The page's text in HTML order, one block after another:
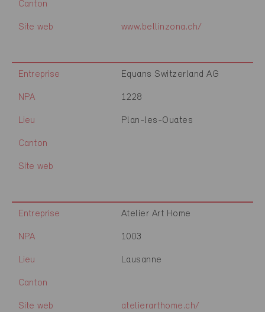
Canton
Site web www.bellinzona.ch/
Entreprise Equans Switzerland AG
NPA 1228
Lieu Plan-les-Ouates
Canton
Site web
Entreprise Atelier Art Home
NPA 1003
Lieu Lausanne
Canton
Site web atelierarthome.ch/